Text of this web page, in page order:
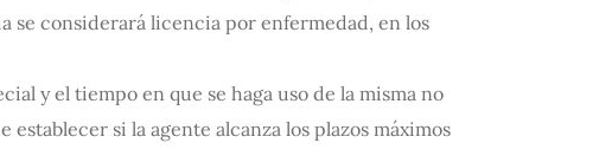
se considerará licencia por enfermedad, en los
y el tiempo en que se haga uso de la misma no
si la agente alcanza los plazos máximos